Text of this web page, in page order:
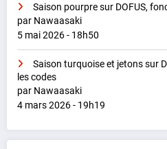
Saison pourpre sur DOFUS,
par Nawaasaki
5 mai 2026 - 18h50
Saison turquoise et jetons sur
les codes
par Nawaasaki
4 mars 2026 - 19h19